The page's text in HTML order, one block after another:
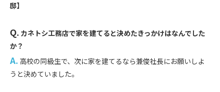
邸】
Q. カネトシ工務店で家を建てると決めたきっかけはなんでした
か？
A. 高校の同級生で、次に家を建てるなら兼俊社長にお願いしよ
うと決めていました。